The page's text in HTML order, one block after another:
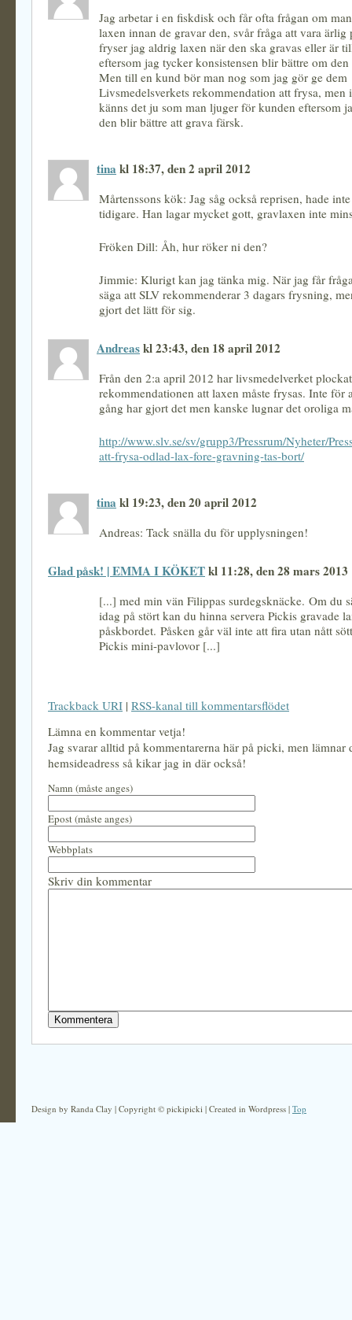
Jag arbetar i en fiskdisk och får ofta frågan om
laxen innan de gravar den, svår fråga att vara ärlig
fryser jag aldrig laxen när den ska gravas eller är
eftersom jag tycker konsistensen blir bättre om
Men till en kund bör man nog som jag gör ge dem
Livsmedelsverkets rekommendation att frysa, men
känns det ju som man ljuger för kunden eftersom
den blir bättre att grava färsk.
tina kl 18:37, den 2 april 2012
Mårtenssons kök: Jag såg också reprisen, hade
tidigare. Han lagar mycket gott, gravlaxen inte
Fröken Dill: Åh, hur röker ni den?
Jimmie: Klurigt kan jag tänka mig. När jag får
säga att SLV rekommenderar 3 dagars frysning,
gjort det lätt för sig.
Andreaskl 23:43, den 18 april 2012
Från den 2:a april 2012 har livsmedelverket
rekommendationen att laxen måste frysas. Inte för
gång har gjort det men kanske lugnar det oroliga
http://www.slv.se/sv/grupp3/Pressrum/Nyheter/
att-frysa-odlad-lax-fore-gravning-tas-bort/
tina kl 19:23, den 20 april 2012
Andreas: Tack snälla du för upplysningen!
Glad påsk! | EMMA I KÖKETkl 11:28, den 28 mars 2013
[...] med min vän Filippas surdegsknäcke. Om du
idag på stört kan du hinna servera Pickis gravade
påskbordet. Påsken går väl inte att fira utan nått
Pickis mini-pavlovor [...]
Trackback URI | RSS-kanal till kommentarsflödet
Lämna en kommentar vetja!
Jag svarar alltid på kommentarerna här på picki, men lämnar
hemsideadress så kikar jag in där också!
Namn (måste anges)
Epost (måste anges)
Webbplats
Skriv din kommentar
Design by Randa Clay | Copyright © pickipicki | Created in Wordpress | Top